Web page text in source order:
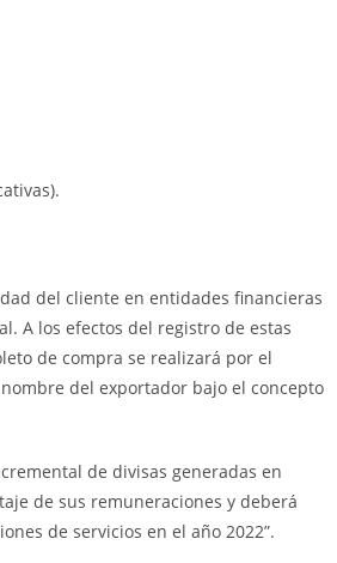
del cliente en entidades financieras
A los efectos del registro de estas
de compra se realizará por el
del exportador bajo el concepto
de divisas generadas en
de sus remuneraciones y deberá
de servicios en el año 2022”.